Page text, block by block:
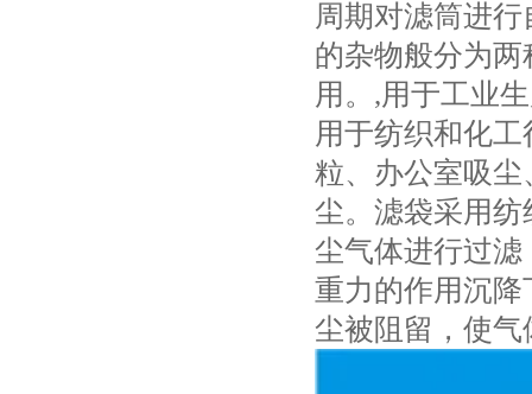
周期对滤筒进
的杂物般分为
用。,用于工业
用于纺织和化
粒、办公室吸
尘。滤袋采用
尘气体进行过
重力的作用沉
尘被阻留，使气